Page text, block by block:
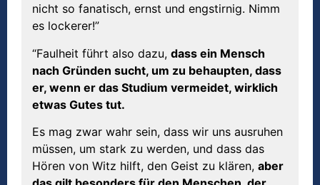
nicht so fanatisch, ernst und engstirnig. Nimm
es lockerer!”
“Faulheit führt also dazu, dass ein Mensch
nach Gründen sucht, um zu behaupten, dass
er, wenn er das Studium vermeidet, wirklich
etwas Gutes tut.
Es mag zwar wahr sein, dass wir uns ausruhen
müssen, um stark zu werden, und dass das
Hören von Witz hilft, den Geist zu klären, aber